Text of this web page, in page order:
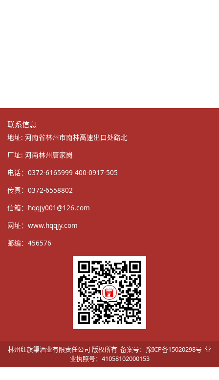
联系信息
地址: 河南省林州市南林高速出口处路北
厂址: 河南林州唐家岗
电话：0372-6165999 400-0917-505
传真：0372-6558802
信箱： hqqjy001@126.com
网址： www.hqqjy.com
邮编：456576
林州红旗渠酒业有限责任公司 版权所有 备案号：豫ICP备15020298号 营
业执照号：41058102000153